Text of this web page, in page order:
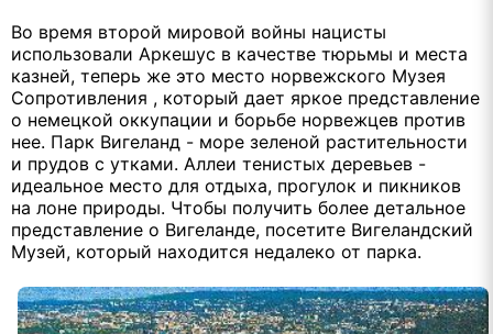
Во время второй мировой войны нацисты
использовали Аркешус в качестве тюрьмы и места
казней, теперь же это место норвежского Музея
Сопротивления , который дает яркое представление
о немецкой оккупации и борьбе норвежцев против
нее. Парк Вигеланд - море зеленой растительности
и прудов с утками. Аллеи тенистых деревьев -
идеальное место для отдыха, прогулок и пикников
на лоне природы. Чтобы получить более детальное
представление о Вигеланде, посетите Вигеландский
Музей, который находится недалеко от парка.